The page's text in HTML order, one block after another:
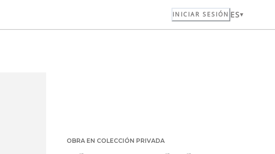
INICIAR SESIÓN ES
OBRA EN COLECCIÓN PRIVADA